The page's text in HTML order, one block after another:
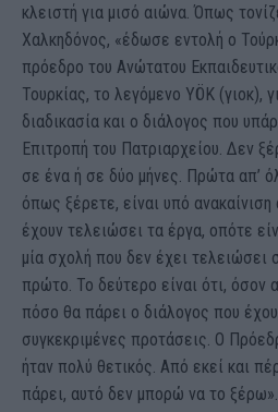
κλειστή για μισό αιώνα. Όπως
Χαλκηδόνος, «έδωσε εντολή ο
πρόεδρο του Ανώτατου
Τουρκίας, το λεγόμενο YÖK (γιοκ),
διαδικασία και ο διάλογος που
Επιτροπή του Πατριαρχείου. Δεν
σε ένα ή σε δύο μήνες. Πρώτα απ’
όπως ξέρετε, είναι υπό
έχουν τελειώσει τα έργα, οπότε
μία σχολή που δεν έχει τελειώσει
πρώτο. Το δεύτερο είναι ότι, όσον
πόσο θα πάρει ο διάλογος που
συγκεκριμένες προτάσεις. Ο
ήταν πολύ θετικός. Από εκεί και
πάρει, αυτό δεν μπορώ να το ξέρω».